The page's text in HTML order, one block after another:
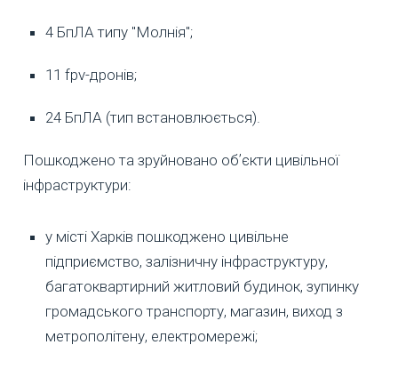
4 БпЛА типу "Молнія";
11 fpv-дронів;
24 БпЛА (тип встановлюється).
Пошкоджено та зруйновано обʼєкти цивільної
інфраструктури:
у місті Харків пошкоджено цивільне
підприємство, залізничну інфраструктуру,
багатоквартирний житловий будинок, зупинку
громадського транспорту, магазин, виход з
метрополітену, електромережі;